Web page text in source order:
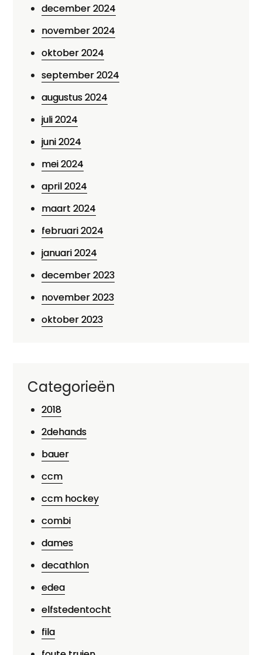
december 2024
november 2024
oktober 2024
september 2024
augustus 2024
juli 2024
juni 2024
mei 2024
april 2024
maart 2024
februari 2024
januari 2024
december 2023
november 2023
oktober 2023
Categorieën
2018
2dehands
bauer
ccm
ccm hockey
combi
dames
decathlon
edea
elfstedentocht
fila